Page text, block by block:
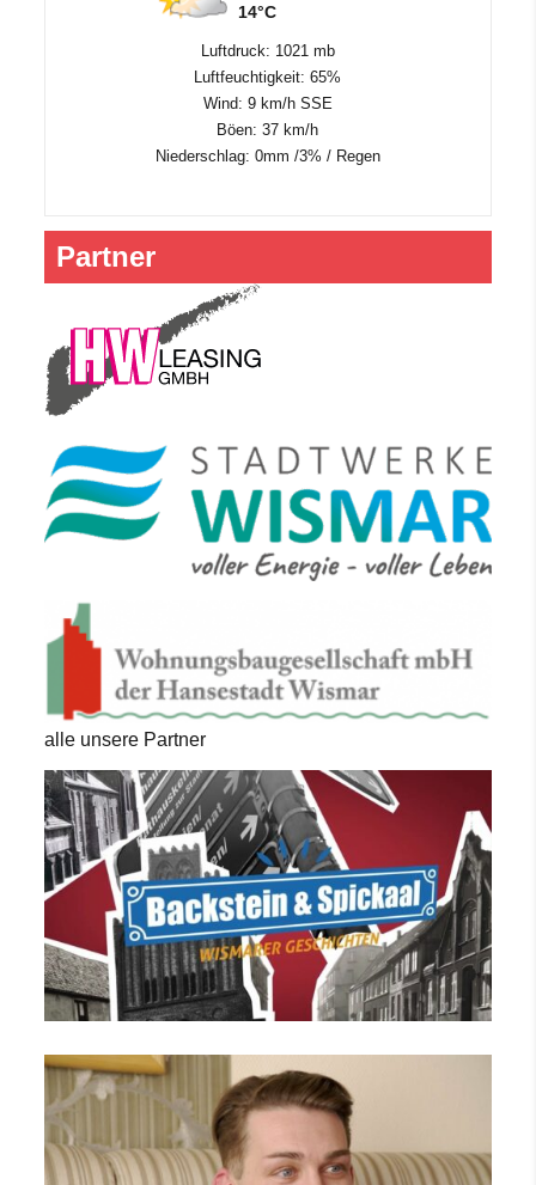
14°C
Luftdruck: 1021 mb
Luftfeuchtigkeit: 65%
Wind: 9 km/h SSE
Böen: 37 km/h
Niederschlag: 0mm /3% / Regen
Partner
alle unsere Partner